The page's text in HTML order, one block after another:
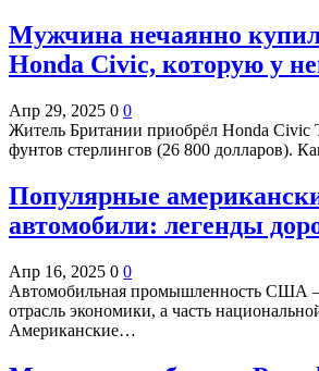
Мужчина нечаянно
Honda Civic, которую у
Апр 29, 2025 0 0
Житель Британии приобрёл Honda Civic
фунтов стерлингов (26 800 долларов).
Популярные
автомобили: легенды
Апр 16, 2025 0 0
Автомобильная промышленность США
отрасль экономики, а часть
Американские…